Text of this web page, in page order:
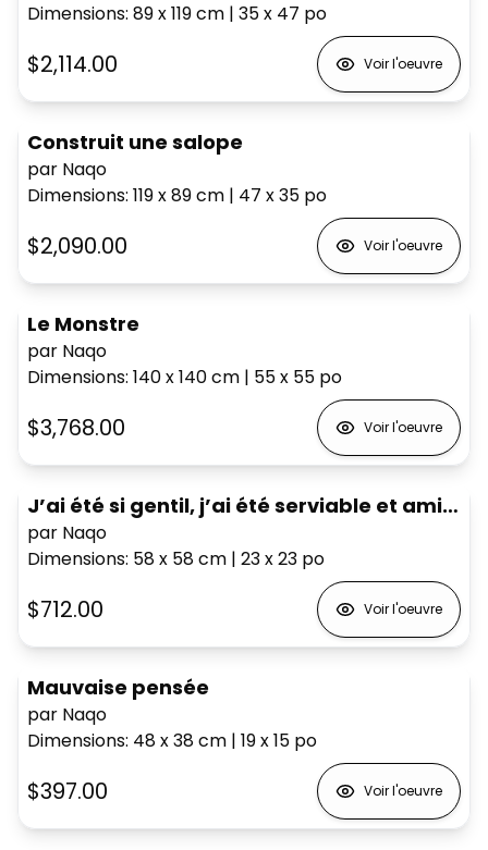
Dimensions: 89 x 119cm | 35 x 47 po
$2,114.00 Voir l'oeuvre
Construit une salope
par Naqo
Dimensions: 119 x 89cm | 47 x 35 po
$2,090.00 Voir l'oeuvre
Le Monstre
par Naqo
Dimensions: 140 x 140cm | 55 x 55 po
$3,768.00 Voir l'oeuvre
J’ai été si gentil, j’ai été serviable et amical
par Naqo
Dimensions: 58 x 58cm | 23 x 23 po
$712.00 Voir l'oeuvre
Mauvaise pensée
par Naqo
Dimensions: 48 x 38cm | 19 x 15 po
$397.00 Voir l'oeuvre